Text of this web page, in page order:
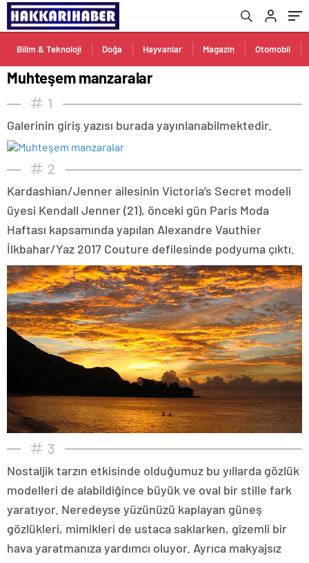
Bilim & Teknoloji Doğa Hayvanlar Magazin Otomobil
Muhteşem manzaralar
1
Galerinin giriş yazısı burada yayınlanabilmektedir.
2
Kardashian/Jenner ailesinin Victoria’s Secret modeli
üyesi Kendall Jenner (21), önceki gün Paris Moda
Haftası kapsamında yapılan Alexandre Vauthier
İlkbahar/Yaz 2017 Couture defilesinde podyuma çıktı.
3
Nostaljik tarzın etkisinde olduğumuz bu yıllarda gözlük
modelleri de alabildiğince büyük ve oval bir stille fark
yaratıyor. Neredeyse yüzünüzü kaplayan güneş
gözlükleri, mimikleri de ustaca saklarken, gizemli bir
hava yaratmanıza yardımcı oluyor. Ayrıca makyajsız